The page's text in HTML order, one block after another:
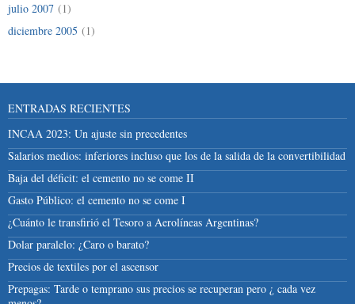
julio 2007 (1)
diciembre 2005 (1)
ENTRADAS RECIENTES
INCAA 2023: Un ajuste sin precedentes
Salarios medios: inferiores incluso que los de la salida de la convertibilidad
Baja del déficit: el cemento no se come II
Gasto Público: el cemento no se come I
¿Cuánto le transfirió el Tesoro a Aerolíneas Argentinas?
Dolar paralelo: ¿Caro o barato?
Precios de textiles por el ascensor
Prepagas: Tarde o temprano sus precios se recuperan pero ¿ cada vez